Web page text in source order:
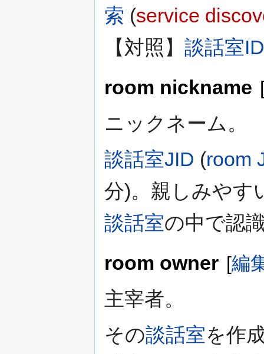
索 (service
【対照】 談話室ID
room nickname
ニックネーム。
談話室JID (room
分)。親しみやす
談話室の中で認
room owner [編
主宰者。
その談話室を作